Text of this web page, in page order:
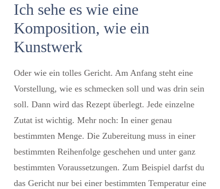
Ich sehe es wie eine
Komposition, wie ein
Kunstwerk
Oder wie ein tolles Gericht. Am Anfang steht eine
Vorstellung, wie es schmecken soll und was drin sein
soll. Dann wird das Rezept überlegt. Jede einzelne
Zutat ist wichtig. Mehr noch: In einer genau
bestimmten Menge. Die Zubereitung muss in einer
bestimmten Reihenfolge geschehen und unter ganz
bestimmten Voraussetzungen. Zum Beispiel darfst du
das Gericht nur bei einer bestimmten Temperatur eine